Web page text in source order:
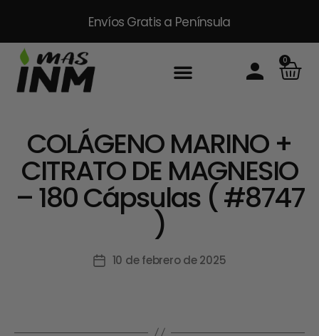
Envíos Gratis a Península
0
COLÁGENO MARINO +
CITRATO DE MAGNESIO
– 180 Cápsulas ( #8747
)
10 de febrero de 2025